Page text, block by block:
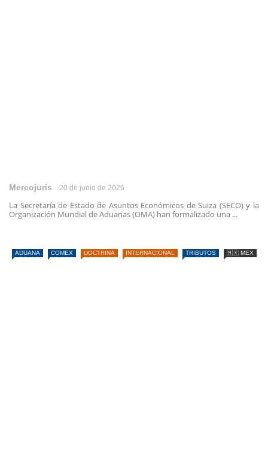
Mercojuris 20 de junio de 2026
La Secretaría de Estado de Asuntos Económicos de Suiza (SECO) y la
Organización Mundial de Aduanas (OMA) han formalizado una ...
ADUANA COMEX DOCTRINA INTERNACIONAL TRIBUTOS 🇲🇽 MEX